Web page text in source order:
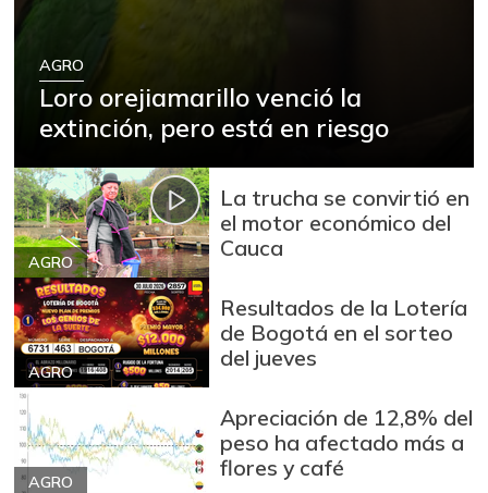
AGRO
Loro orejiamarillo venció la
extinción, pero está en riesgo
AGRO
La trucha se convirtió en
el motor económico del
Cauca
AGRO
Resultados de la Lotería
de Bogotá en el sorteo
del jueves
AGRO
Apreciación de 12,8% del
peso ha afectado más a
flores y café